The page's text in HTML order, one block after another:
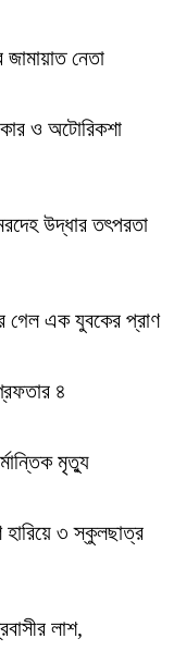
জামায়াত নেতা
ও অটোরিকশা
উদ্ধার তৎপরতা
গেল এক যুবকের প্রাণ
৪
মৃত্যু
হারিয়ে ৩ স্কুলছাত্র
লাশ,